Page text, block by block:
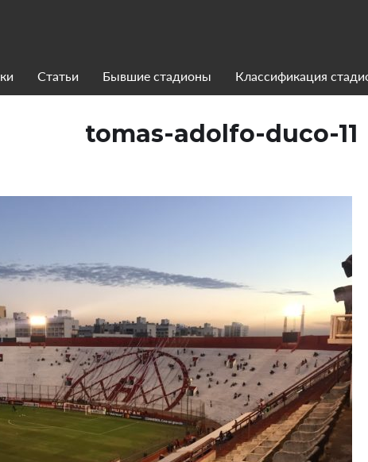
Статьи Бывшие стадионы Классификация
tomas-adolfo-duco-11